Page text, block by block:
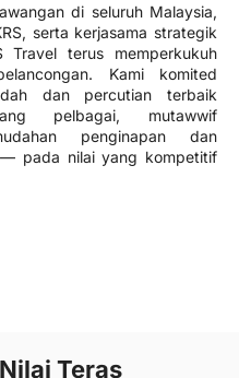
di seluruh Malaysia,
serta kerjasama strategik
Travel terus memperkukuh
Kami komited
dan percutian terbaik
pelbagai, mutawwif
penginapan dan
pada nilai yang kompetitif
Teras